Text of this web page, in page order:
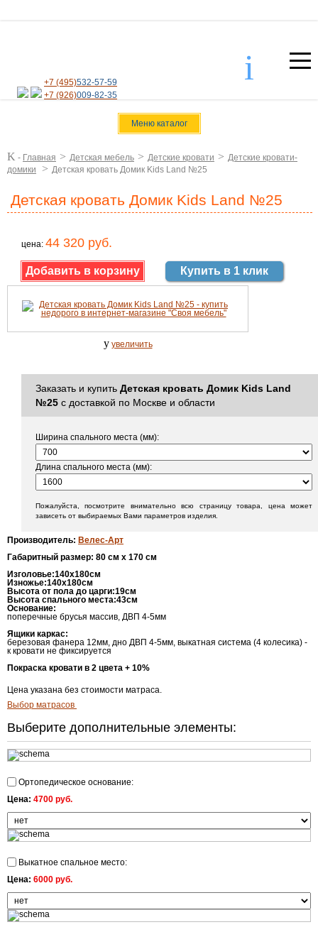
+7 (495)532-57-59
+7 (926)009-82-35
i
Меню каталог
K - Главная > Детская мебель > Детские кровати > Детские кровати-
домики
> Детская кровать Домик Kids Land №25
Детская кровать Домик Kids Land №25
цена: 44 320 руб.
Купить в 1 клик
y увеличить
Заказать и купить Детская кровать Домик Kids Land
№25 с доставкой по Москве и области
Ширина спального места (мм):
Длина спального места (мм):
Пожалуйста, посмотрите внимательно всю страницу товара, цена может
зависеть от выбираемых Вами параметров изделия.
Производитель: Велес-Арт
Габаритный размер: 80 см x 170 см
Изголовье:140х180см
Изножье:140х180см
Высота от пола до царги:19см
Высота спального места:43см
Основание:
поперечные брусья массив, ДВП 4-5мм
Ящики каркас:
березовая фанера 12мм, дно ДВП 4-5мм, выкатная система (4 колесика) -
к кровати не фиксируется
Покраска кровати в 2 цвета + 10%
Цена указана без стоимости матраса.
Выбор матрасов
Выберите дополнительные элементы:
Ортопедическое основание:
Цена: 4700 руб.
Выкатное спальное место:
Цена: 6000 руб.